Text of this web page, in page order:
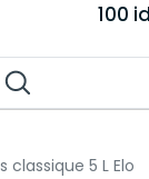
100
5 L Elo